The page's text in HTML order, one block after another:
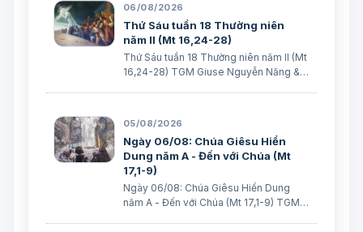
(Mt 17,16) BÀI ĐỌC I (năm II): Kb 1, 12…
06/08/2026
Thứ Sáu tuần 18 Thường niên
năm II (Mt 16,24-28)
Thứ Sáu tuần 18 Thường niên năm II (Mt
16,24-28) TGM Giuse Nguyễn Năng &
“Khốn cho thành khát má…
05/08/2026
Ngày 06/08: Chúa Giêsu Hiển
Dung năm A - Đến với Chúa (Mt
17,1-9)
Ngày 06/08: Chúa Giêsu Hiển Dung
năm A - Đến với Chúa (Mt 17,1-9) TGM